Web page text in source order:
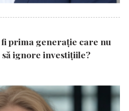
prima generație care nu
ignore investițiile?